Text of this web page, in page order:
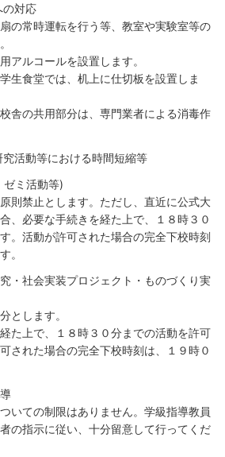
の対応
の常時運転を行う等、教室や実験室等の
アルコールを設置します。
生食堂では、机上に仕切板を設置しま
舎の共用部分は、専門業者による消毒作
活動等における時間短縮等
ゼミ活動等)
則禁止とします。ただし、直近に公式大
、必要な手続きを経た上で、１８時３０
。活動が許可された場合の完全下校時刻
。
・社会実装プロジェクト・ものづくり実
とします。
た上で、１８時３０分までの活動を許可
された場合の完全下校時刻は、１９時０
いての制限はありません。学級指導教員
の指示に従い、十分留意して行ってくだ